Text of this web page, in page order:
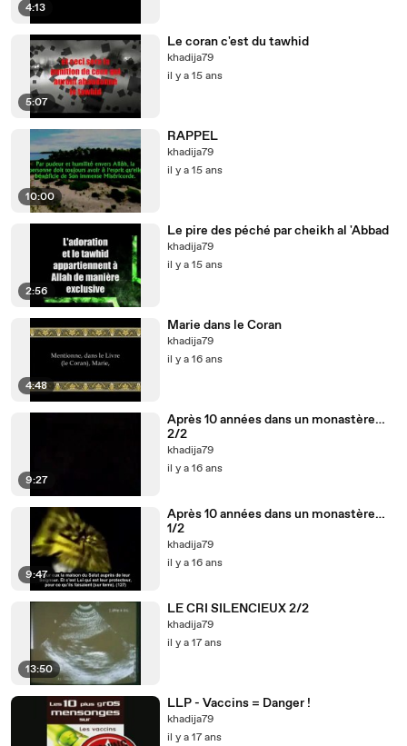
4:13
5:07
Le coran c'est du tawhid
khadija79
il y a 15 ans
10:00
RAPPEL
khadija79
il y a 15 ans
2:56
Le pire des péché par cheikh al 'Abbad
khadija79
il y a 15 ans
4:48
Marie dans le Coran
khadija79
il y a 16 ans
9:27
Après 10 années dans un monastère…
2/2
khadija79
il y a 16 ans
9:47
Après 10 années dans un monastère…
1/2
khadija79
il y a 16 ans
13:50
LE CRI SILENCIEUX 2/2
khadija79
il y a 17 ans
LLP - Vaccins = Danger !
khadija79
il y a 17 ans